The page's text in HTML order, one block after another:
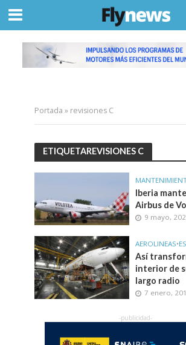
Portada » revisiones C
ETIQUETAREVISIONES C
Iberia
Airbus de
9 mayo,
AEROLINEAS•
Así
interior de
largo radio
7 enero,